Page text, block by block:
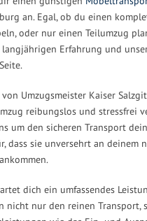
an. Egal, ob du einen
oder nur einen Teilumzug
Erfahrung und
von Umzugsmeister Kaiser
reibungslos und stressfrei
um den sicheren Transport
dass sie unversehrt an deinem
dich ein umfassendes
nicht nur den reinen Transport,